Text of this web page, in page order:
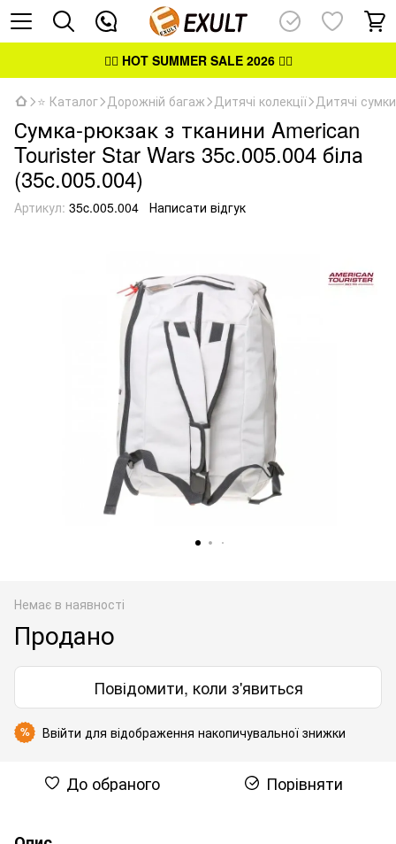
👉🏻 HOT SUMMER SALE 2026👈🏻
⭐ Каталог Дорожній багаж Дитячі колекції Дитячі сумки
Сумка-рюкзак з тканини American
Tourister Star Wars 35c.005.004 біла
(35c.005.004)
Артикул: 35c.005.004 Написати відгук
Немає в наявності
Продано
Повідомити, коли з'явиться
% Ввійти для відображення накопичувальної знижки
До обраного Порівняти